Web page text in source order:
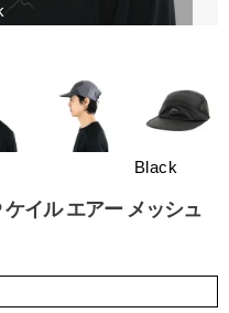
Black
ケイル エアー メッシュ